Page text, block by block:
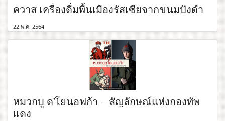
ควาส เครื่องดื่มพื้นเมืองรัสเซียจากขนมปังดำ
22 พ.ค. 2564
หมวกบู ด’โยนอฟก้า – สัญลักษณ์แห่งกองทัพ
แดง